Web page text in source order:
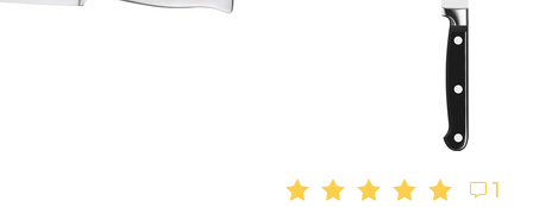
Нержавеющая сталь
машине?
1